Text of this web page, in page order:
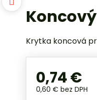
Krytka koncová
0,74 €
0,60 € bez DPH